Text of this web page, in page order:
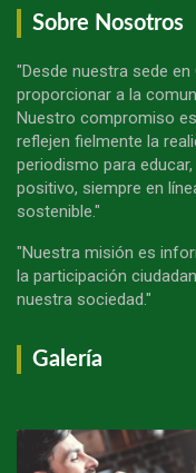
Sobre Nosotros
"Desde nuestra sede
proporcionar a la
Nuestro compromiso
reflejen fielmente la
periodismo para
positivo, siempre en
sostenible."
"Nuestra misión es
la participación
nuestra sociedad."
Galería